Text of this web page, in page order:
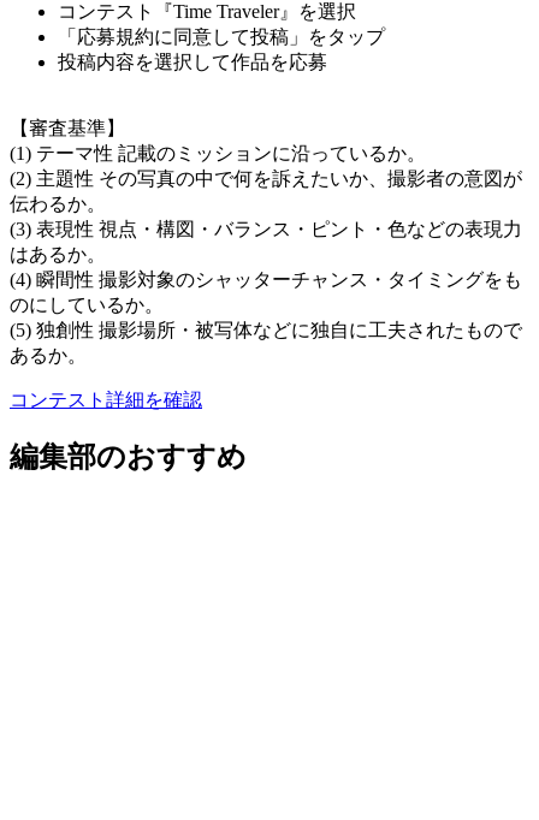
コンテスト『Time Traveler』を選択
「応募規約に同意して投稿」をタップ
投稿内容を選択して作品を応募
【審査基準】
(1) テーマ性 記載のミッションに沿っているか。
(2) 主題性 その写真の中で何を訴えたいか、撮影者の意図が
伝わるか。
(3) 表現性 視点・構図・バランス・ピント・色などの表現力
はあるか。
(4) 瞬間性 撮影対象のシャッターチャンス・タイミングをも
のにしているか。
(5) 独創性 撮影場所・被写体などに独自に工夫されたもので
あるか。
コンテスト詳細を確認
編集部のおすすめ